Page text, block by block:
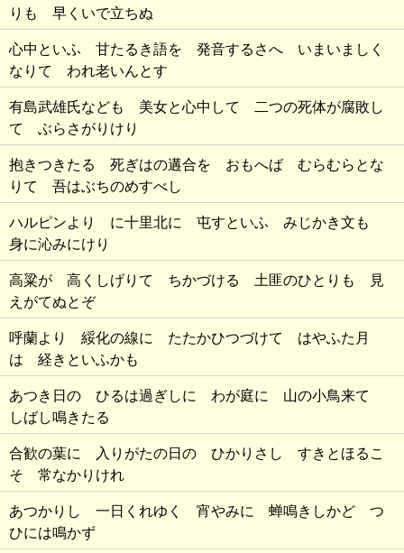
りも 早くいで立ちぬ
心中といふ 甘たるき語を 発音するさへ いまいましく
なりて われ老いんとす
有島武雄氏なども 美女と心中して 二つの死体が腐敗し
て ぶらさがりけり
抱きつきたる 死ぎはの遘合を おもへば むらむらとな
りて 吾はぶちのめすべし
ハルピンより に十里北に 屯すといふ みじかき文も
身に沁みにけり
高粱が 高くしげりて ちかづける 土匪のひとりも 見
えがてぬとぞ
呼蘭より 綏化の線に たたかひつづけて はやふた月
は 経きといふかも
あつき日の ひるは過ぎしに わが庭に 山の小鳥来て
しばし鳴きたる
合歓の葉に 入りがたの日の ひかりさし すきとほるこ
そ 常なかりけれ
あつかりし 一日くれゆく 宵やみに 蝉鳴きしかど つ
ひには鳴かず